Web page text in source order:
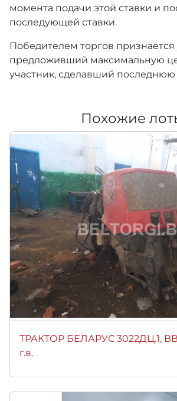
момента подачи этой ставки и
последующей ставки.
Победителем торгов признается
предложивший максимальную
участник, сделавший последнюю
Похожие
ТРАКТОР БЕЛАРУС 3022ДЦ.1, ВВ-
г.в.